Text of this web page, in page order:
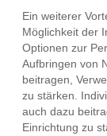
Ein weiterer
Möglichkeit der
Optionen zur
Aufbringen von
beitragen,
zu stärken.
auch dazu
Einrichtung zu